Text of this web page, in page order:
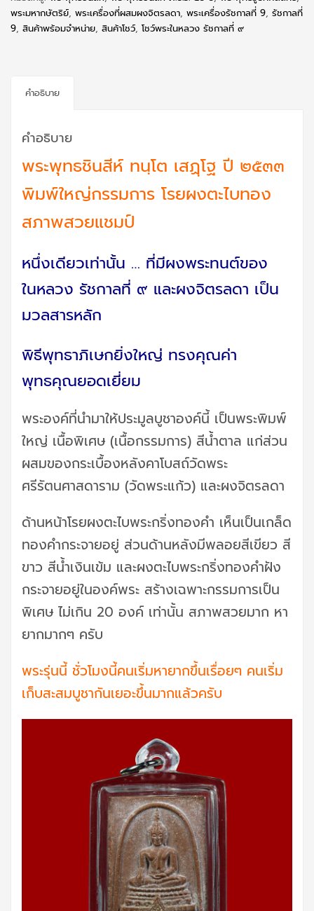
พระมหากษัตริย์, พระเครื่องที่ผสมผงจิตรลดา, พระเครื่องรัชกาลที่ 9, รัชกาลที่
9, สินค้าพร้อมจำหน่าย, สินค้าโชว์, โชว์พระในหลวง รัชกาลที่ ๙
คำอธิบาย
คำอธิบาย
พระพุทธชินสีห์ ทนฺโต เสฏฺโฐ ปี ๒๕๓๓
พิมพ์ใหญ่กรรมการ โรยผงตะไบทอง
สภาพสวยแชมป์
หนึ่งเดียวเท่านั้น … ที่มีผงพระทนต์ของ
ในหลวง รัชกาลที่ ๙ และผงจิตรลดา เป็น
มวลสารหลัก
พิธีพุทธาภิเษกยิ่งใหญ่ ทรงคุณค่า
พุทธคุณยอดเยี่ยม
พระองค์ที่นำมาให้ประมูลบูชาองค์นี้ เป็นพระพิมพ์
ใหญ่ เนื้อพิเศษ (เนื้อกรรมการ) สีน้ำตาล แก่ส่วน
ผสมของกระเบื้องหลังคาโบสถ์วัดพระ
ศรีรัตนศาสดาราม (วัดพระแก้ว) และผงจิตรลดา
ด้านหน้าโรยผงตะไบพระกริ่งทองคำ เห็นเป็นเกล็ด
ทองคำกระจายอยู่ ส่วนด้านหลังมีพลอยสีเขียว สี
ขาว สีน้ำเงินเข้ม และผงตะไบพระกริ่งทองคำฝัง
กระจายอยู่ในองค์พระ สร้างเฉพาะกรรมการเป็น
พิเศษ ไม่เกิน 20 องค์ เท่านั้น สภาพสวยมาก หา
ยากมากๆ ครับ
พระรุ่นนี้ ชั่วโมงนี้คนเริ่มหายากขึ้นเรื่อยๆ คนเริ่ม
เก็บสะสมบูชากันเยอะขึ้นมากแล้วครับ